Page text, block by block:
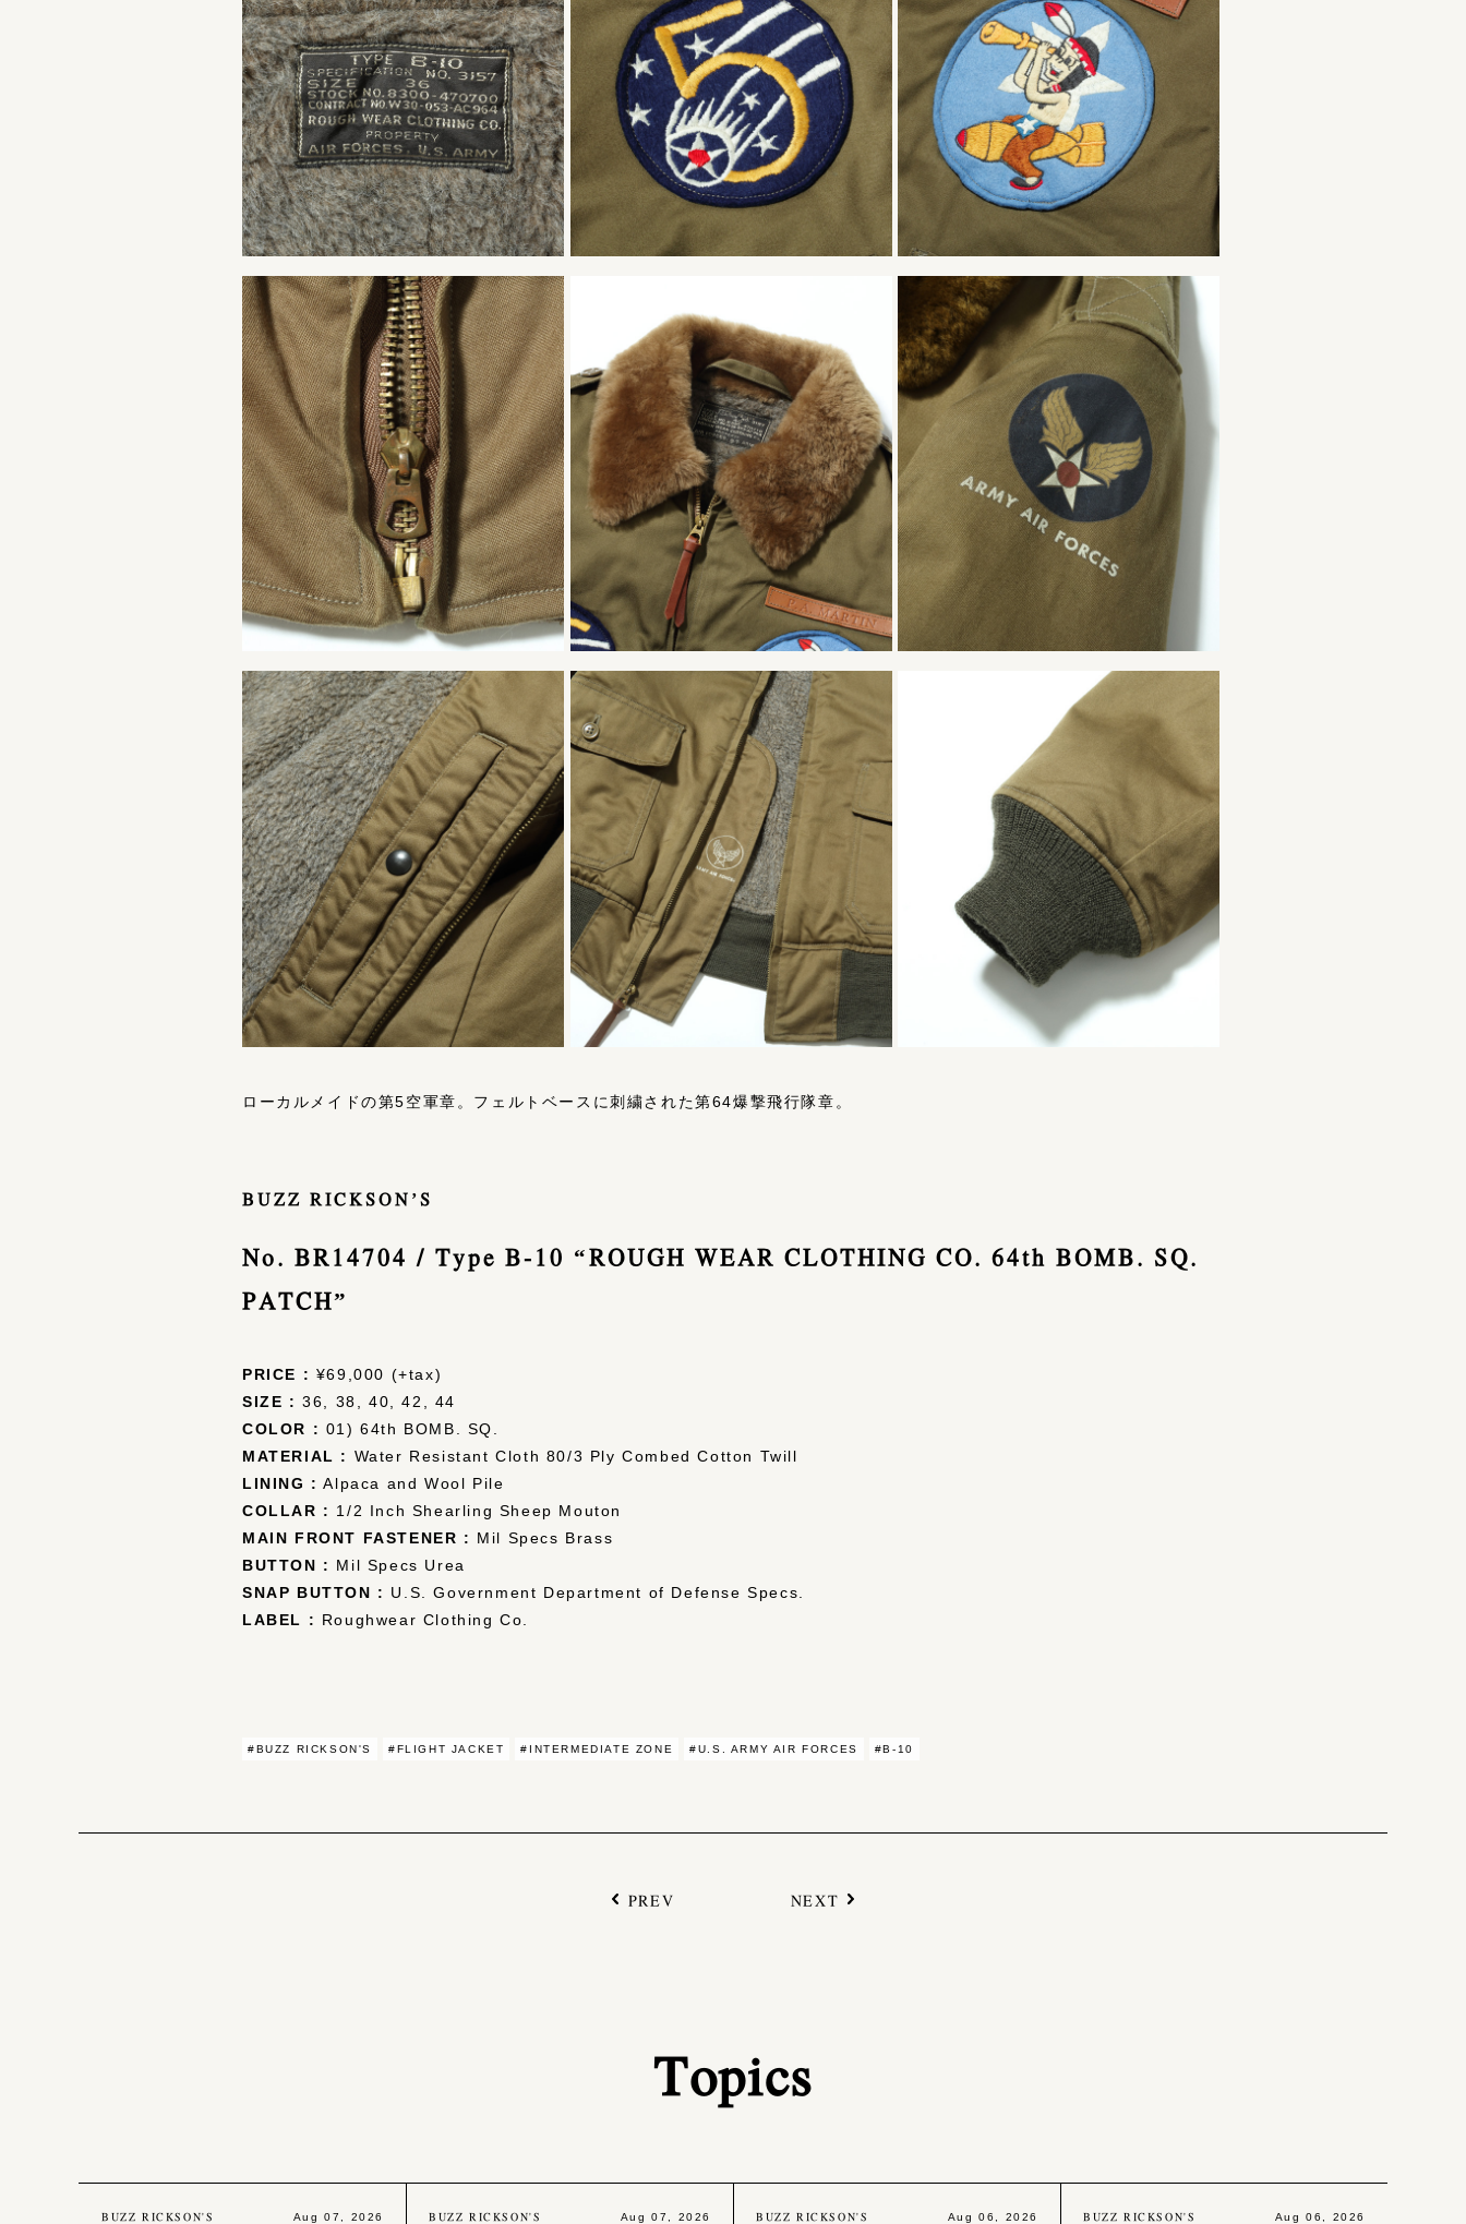
ローカルメイドの第5空軍章。フェルトベースに刺繍された第64爆撃飛行隊章。
BUZZ RICKSON’S
No. BR14704 / Type B-10 “ROUGH WEAR CLOTHING CO. 64th BOMB. SQ.
PATCH”
PRICE : ¥69,000 (+tax)
SIZE : 36, 38, 40, 42, 44
COLOR : 01) 64th BOMB. SQ.
MATERIAL : Water Resistant Cloth 80/3 Ply Combed Cotton Twill
LINING : Alpaca and Wool Pile
COLLAR : 1/2 Inch Shearling Sheep Mouton
MAIN FRONT FASTENER : Mil Specs Brass
BUTTON : Mil Specs Urea
SNAP BUTTON : U.S. Government Department of Defense Specs.
LABEL : Roughwear Clothing Co.
#BUZZ RICKSON'S #FLIGHT JACKET #INTERMEDIATE ZONE #U.S. ARMY AIR FORCES #B-10
PREV NEXT
Topics
BUZZ RICKSON'S Aug 07, 2026 BUZZ RICKSON'S Aug 07, 2026 BUZZ RICKSON'S Aug 06, 2026 BUZZ RICKSON'S Aug 06, 2026